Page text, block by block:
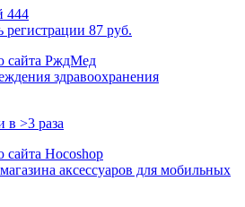
444
регистрации 87 руб.
здравоохранения
в >3 раза
аксессуаров для мобильных